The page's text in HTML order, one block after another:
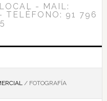
- MAIL:
TELÉFONO: 91 796
/FOTOGRAFÍA